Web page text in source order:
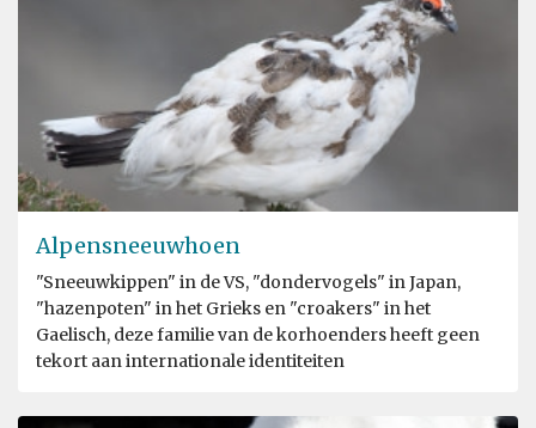
Alpensneeuwhoen
"Sneeuwkippen" in de VS, "dondervogels" in Japan,
"hazenpoten" in het Grieks en "croakers" in het
Gaelisch, deze familie van de korhoenders heeft geen
tekort aan internationale identiteiten